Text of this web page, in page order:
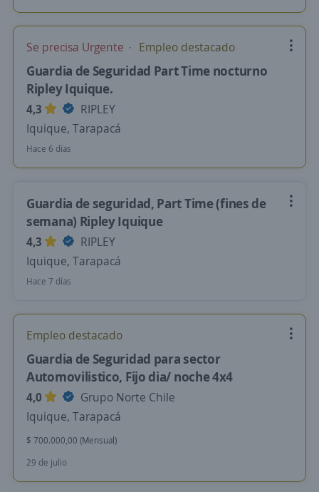
Se precisa Urgente Empleo destacado
Guardia de Seguridad Part Time nocturno
Ripley Iquique.
4,3
RIPLEY
Iquique, Tarapacá
Hace 6 días
Guardia de seguridad, Part Time (fines de
semana) Ripley Iquique
4,3
RIPLEY
Iquique, Tarapacá
Hace 7 días
Empleo destacado
Guardia de Seguridad para sector
Automovilistico, Fijo dia/ noche 4x4
4,0
Grupo Norte Chile
Iquique, Tarapacá
$ 700.000,00 (Mensual)
29 de julio